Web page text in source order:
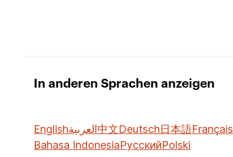
In anderen Sprachen anzeigen
Englishالعربية中文Deutsch日本語Français
Bahasa IndonesiaРусскийPolski